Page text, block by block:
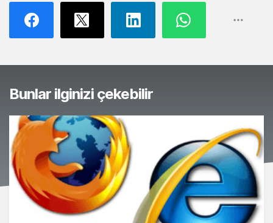
Bunlar ilginizi çekebilir